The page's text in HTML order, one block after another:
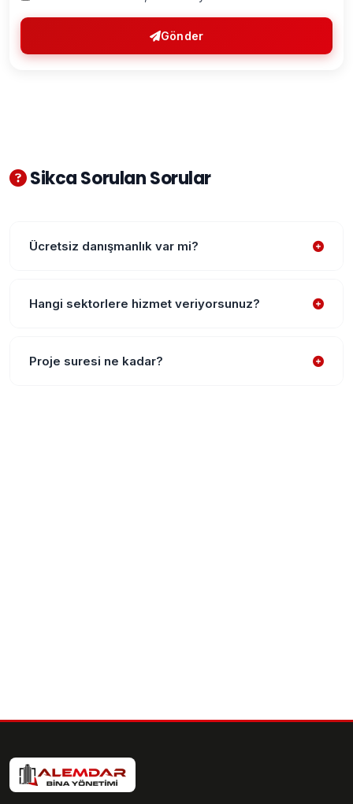
Gönder
Sikca Sorulan Sorular
Ücretsiz danışmanlık var mi?
Hangi sektorlere hizmet veriyorsunuz?
Proje suresi ne kadar?